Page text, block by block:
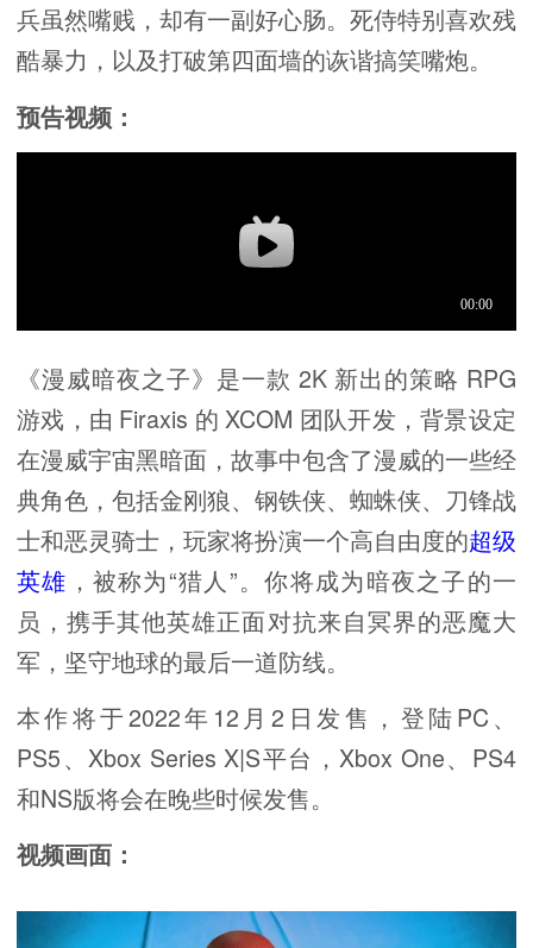
兵虽然嘴贱，却有一副好心肠。死侍特别喜欢残
酷暴力，以及打破第四面墙的诙谐搞笑嘴炮。
预告视频：
《漫威暗夜之子》是一款 2K 新出的策略 RPG
游戏，由 Firaxis 的 XCOM 团队开发，背景设定
在漫威宇宙黑暗面，故事中包含了漫威的一些经
典角色，包括金刚狼、钢铁侠、蜘蛛侠、刀锋战
士和恶灵骑士，玩家将扮演一个高自由度的超级
英雄 ，被称为“猎人”。你将成为暗夜之子的一
员，携手其他英雄正面对抗来自冥界的恶魔大
军，坚守地球的最后一道防线。
本作将于2022年12月2日发售，登陆PC、
PS5、Xbox Series X|S平台，Xbox One、PS4
和NS版将会在晚些时候发售。
视频画面：